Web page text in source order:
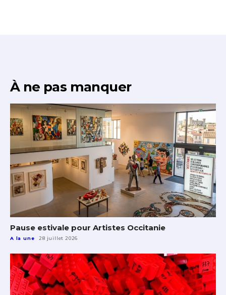
À ne pas manquer
Pause estivale pour Artistes Occitanie
A la une 28 juillet 2026